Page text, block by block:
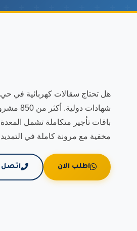
هل تحتاج سقالات كهربائية في
باقات تأجير متكاملة تشمل
مخفية مع مرونة كاملة في
اطلب الآن اتصل